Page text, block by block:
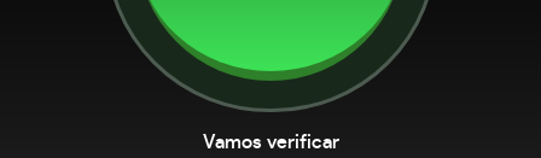
Vamos verificar